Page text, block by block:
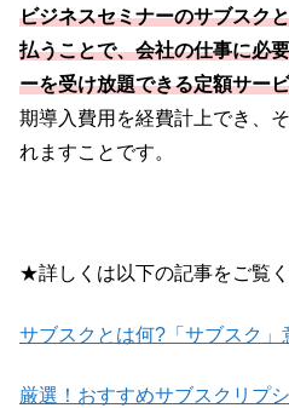
ビジネスセミナーのサブスク
払うことで、会社の仕事に必
ーを受け放題できる定額サー
期導入費用を経費計上でき、
れますことです。
★詳しくは以下の記事をご覧く
サブスクとは何?「サブスク」
厳選！おすすめサブスクリプ